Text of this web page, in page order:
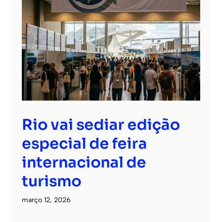
Rio vai sediar edição
especial de feira
internacional de
turismo
março 12, 2026